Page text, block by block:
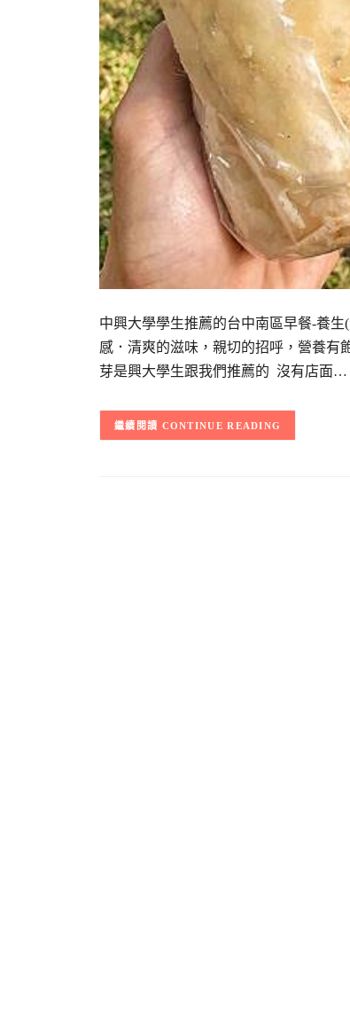
中興大學學生推薦的台中南區早餐-養
感．清爽的滋味，親切的招呼，營養有
芽是興大學生跟我們推薦的 沒有店面…
CONTINUE READING